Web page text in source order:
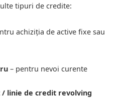
tipuri de credite:
achiziția de active fixe sau
– pentru nevoi curente
linie de credit revolving